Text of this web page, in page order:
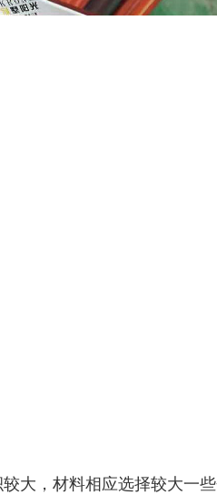
大，材料相应选择较大一